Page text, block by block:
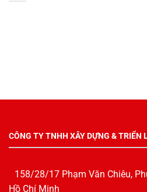
CÔNG TY TNHH XÂY DỰNG & TRIỂN
158/28/17 Phạm Văn Chiêu,
Hồ Chí Minh